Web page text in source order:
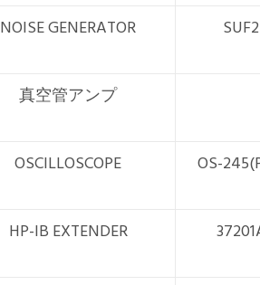
NOISE GENERATOR SUF2
真空管アンプ
OSCILLOSCOPE OS-
HP-IB EXTENDER